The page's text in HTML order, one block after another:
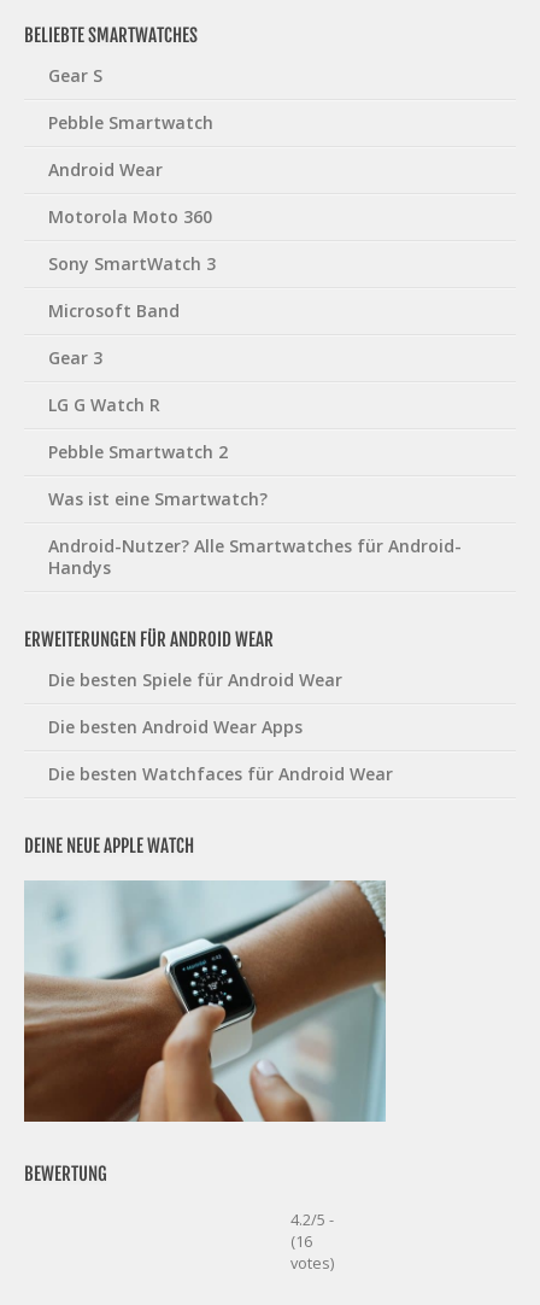
BELIEBTE SMARTWATCHES
Gear S
Pebble Smartwatch
Android Wear
Motorola Moto 360
Sony SmartWatch 3
Microsoft Band
Gear 3
LG G Watch R
Pebble Smartwatch 2
Was ist eine Smartwatch?
Android-Nutzer? Alle Smartwatches für Android-
Handys
ERWEITERUNGEN FÜR ANDROID WEAR
Die besten Spiele für Android Wear
Die besten Android Wear Apps
Die besten Watchfaces für Android Wear
DEINE NEUE APPLE WATCH
BEWERTUNG
4.2/5 -
(16
votes)